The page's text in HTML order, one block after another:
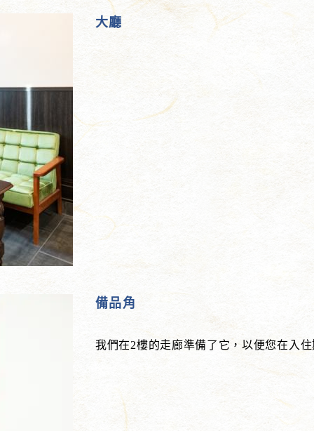
大廳
備品角
我們在2樓的走廊準備了它，以便您在入